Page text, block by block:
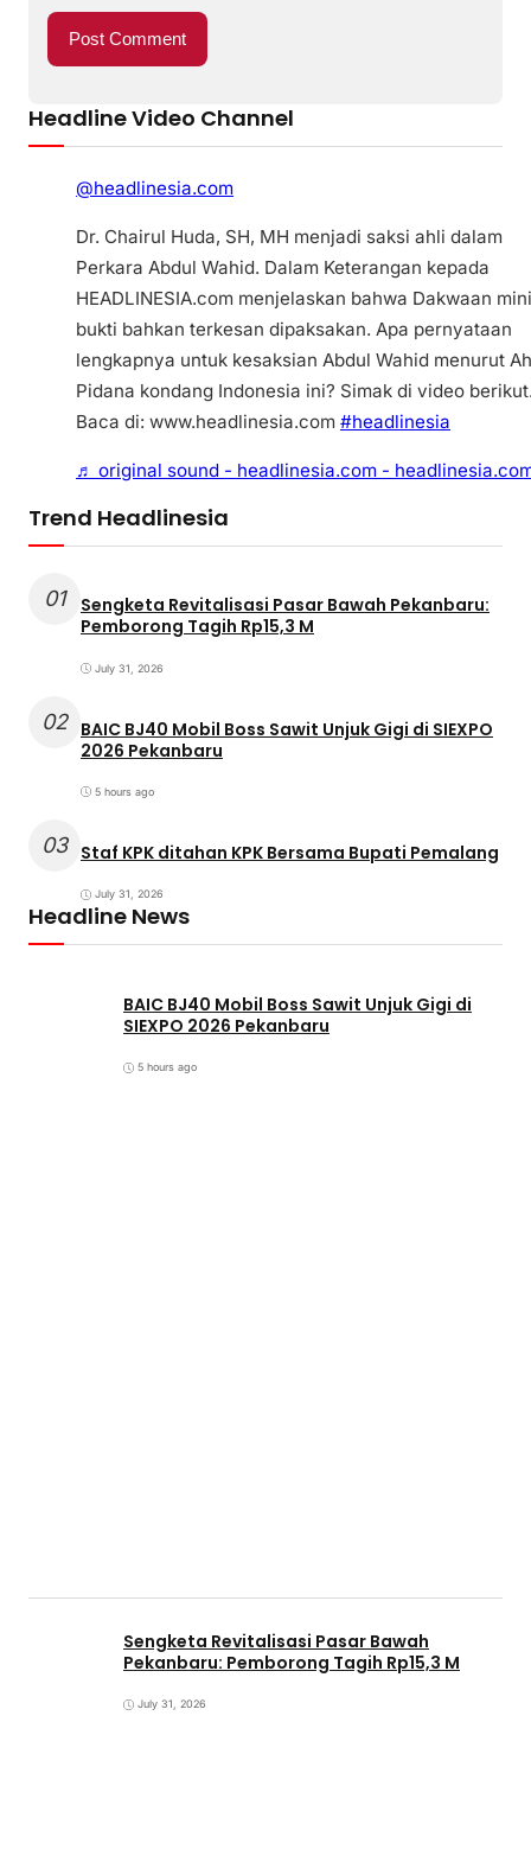
Headline Video Channel
@headlinesia.com
Dr. Chairul Huda, SH, MH menjadi saksi ahli dalam
Perkara Abdul Wahid. Dalam Keterangan kepada
HEADLINESIA.com menjelaskan bahwa Dakwaan
bukti bahkan terkesan dipaksakan. Apa pernyataan
lengkapnya untuk kesaksian Abdul Wahid menurut
Pidana kondang Indonesia ini? Simak di video
Baca di: www.headlinesia.com #headlinesia
♬ original sound - headlinesia.com -
Trend Headlinesia
01
Sengketa Revitalisasi Pasar Bawah Pekanbaru:
Pemborong Tagih Rp15,3 M
July 31, 2026
02 BAIC BJ40 Mobil Boss Sawit Unjuk Gigi di SIEXPO
2026 Pekanbaru
5 hours ago
03 Staf KPK ditahan KPK Bersama Bupati Pemalang
July 31, 2026
Headline News
BAIC BJ40 Mobil Boss Sawit Unjuk Gigi di
SIEXPO 2026 Pekanbaru
5 hours ago
Sengketa Revitalisasi Pasar Bawah
Pekanbaru: Pemborong Tagih Rp15,3 M
July 31, 2026